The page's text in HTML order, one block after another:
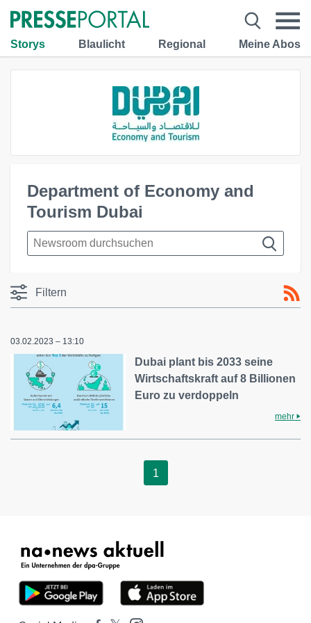
Storys Blaulicht Regional Meine Abos
Department of Economy and
Tourism Dubai
Filtern
03.02.2023 – 13:10
Dubai plant bis 2033 seine
Wirtschaftskraft auf 8 Billionen
Euro zu verdoppeln
mehr
1